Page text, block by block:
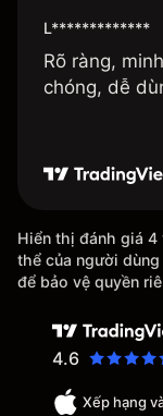
L*************
Rõ ràng,
chóng, dễ
Hiển thị đánh giá
thể của người
để bảo vệ quyền
4.6
Xếp hạng